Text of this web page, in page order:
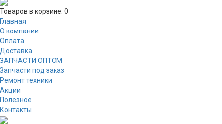
Товаров в корзине: 0
Главная
О компании
Оплата
Доставка
ЗАПЧАСТИ ОПТОМ
Запчасти под заказ
Ремонт техники
Акции
Полезное
Контакты